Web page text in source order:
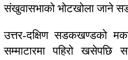
संखुवासभाको भोटखोला जाने
उत्तर-दक्षिण सडकखण्डको
सम्माटारमा पहिरो खसेपछि